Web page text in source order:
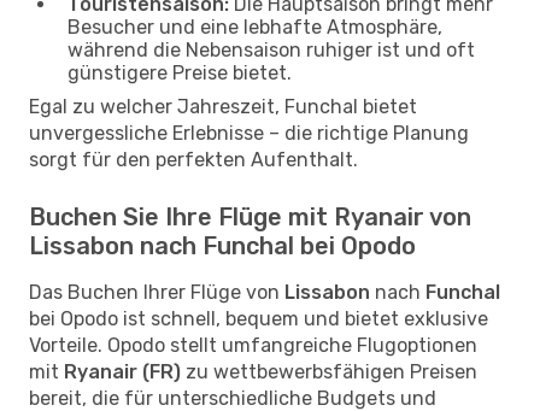
Besucher und eine lebhafte Atmosphäre,
während die Nebensaison ruhiger ist und oft
günstigere Preise bietet.
Egal zu welcher Jahreszeit, Funchal bietet
unvergessliche Erlebnisse – die richtige Planung
sorgt für den perfekten Aufenthalt.
Buchen Sie Ihre Flüge mit Ryanair von
Lissabon nach Funchal bei Opodo
Das Buchen Ihrer Flüge von Lissabon nach Funchal
bei Opodo ist schnell, bequem und bietet exklusive
Vorteile. Opodo stellt umfangreiche Flugoptionen
mit Ryanair (FR) zu wettbewerbsfähigen Preisen
bereit, die für unterschiedliche Budgets und